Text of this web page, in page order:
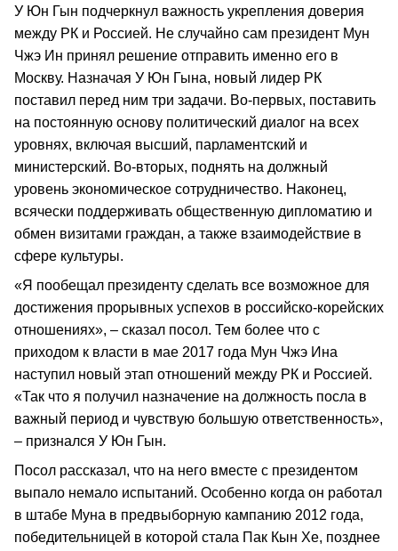
У Юн Гын подчеркнул важность укрепления доверия
между РК и Россией. Не случайно сам президент Мун
Чжэ Ин принял решение отправить именно его в
Москву. Назначая У Юн Гына, новый лидер РК
поставил перед ним три задачи. Во-первых, поставить
на постоянную основу политический диалог на всех
уровнях, включая высший, парламентский и
министерский. Во-вторых, поднять на должный
уровень экономическое сотрудничество. Наконец,
всячески поддерживать общественную дипломатию и
обмен визитами граждан, а также взаимодействие в
сфере культуры.
«Я пообещал президенту сделать все возможное для
достижения прорывных успехов в российско-корейских
отношениях», – сказал посол. Тем более что с
приходом к власти в мае 2017 года Мун Чжэ Ина
наступил новый этап отношений между РК и Россией.
«Так что я получил назначение на должность посла в
важный период и чувствую большую ответственность»,
– признался У Юн Гын.
Посол рассказал, что на него вместе с президентом
выпало немало испытаний. Особенно когда он работал
в штабе Муна в предвыборную кампанию 2012 года,
победительницей в которой стала Пак Кын Хе, позднее